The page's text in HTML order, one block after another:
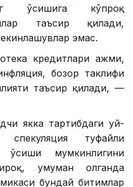
ўсишига кўпроқ
таъсир қилади,
эмас.
кредитлари ҳажми,
бозор таклифи
таъсир қилади, —
якка тартибдаги уй-
туфайли
ўсиши мумкинлигини
умуман олганда
бундай битимлар